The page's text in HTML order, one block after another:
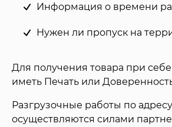
Информация о времени
Нужен ли пропуск на
Для получения товара при
иметь Печать или
Разгрузочные работы по
осуществляются силами